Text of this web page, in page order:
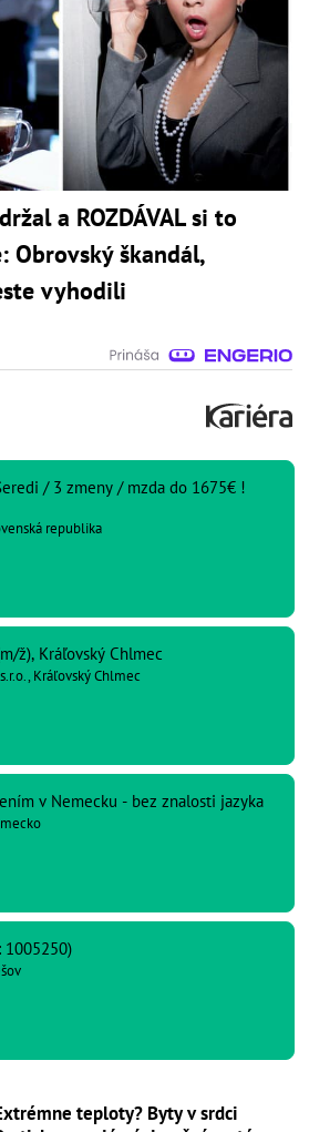
a ROZDÁVAL si to
Obrovský škandál,
vyhodili
/ 3 zmeny / mzda do 1675€ !
republika
ž), Kráľovský Chlmec
Kráľovský Chlmec
v Nemecku - bez znalosti jazyka
1005250)
teploty? Byty v srdci